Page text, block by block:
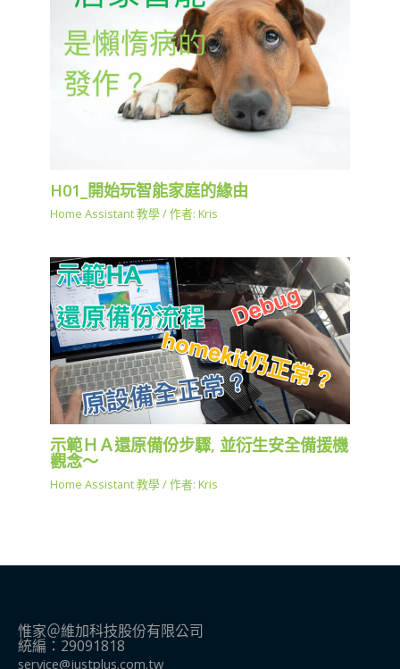
H01_開始玩智能家庭的緣由
Home Assistant 教學 / 作者: Kris
示範ＨＡ還原備份步驟, 並衍生安全備援機
觀念～
Home Assistant 教學 / 作者: Kris
惟家＠維加科技股份有限公司
統編：29091818
service@justplus.com.tw